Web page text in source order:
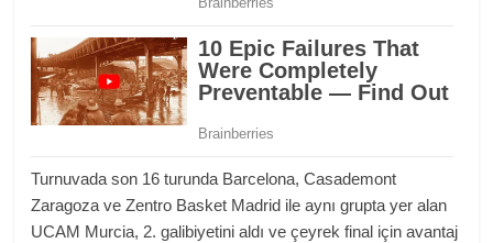
Turnuvada son 16 turunda Barcelona, Casademont
Zaragoza ve Zentro Basket Madrid ile aynı grupta yer alan
UCAM Murcia, 2. galibiyetini aldı ve çeyrek final için avantaj